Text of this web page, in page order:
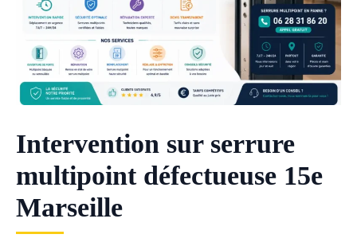
Intervention sur serrure
multipoint défectueuse 15e
Marseille